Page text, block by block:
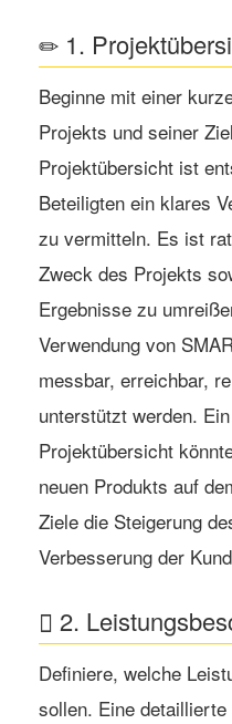
1.
Beginne mit einer
Projekts und seiner
Projektübersicht ist
Beteiligten ein klares
zu vermitteln. Es ist
Zweck des Projekts
Ergebnisse zu
Verwendung von
messbar, erreichbar,
unterstützt werden.
Projektübersicht
neuen Produkts auf
Ziele die Steigerung
Verbesserung der
2.
Definiere, welche
sollen. Eine